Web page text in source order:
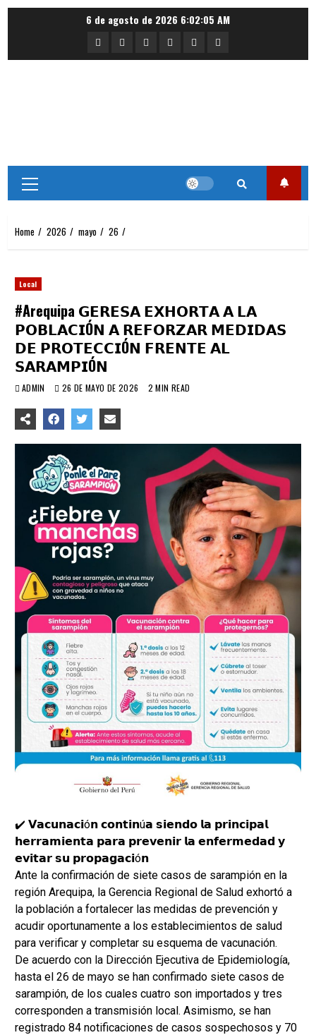
6 de agosto de 2026 6:02:05 AM
PortadaNacionalInternacional
DeportesRegional
Local
Primary
Menu
Home 2026 mayo 26
Local
#Arequipa 𝗚𝗘𝗥𝗘𝗦𝗔 𝗘𝗫𝗛𝗢𝗥𝗧𝗔 𝗔 𝗟𝗔
𝗣𝗢𝗕𝗟𝗔𝗖𝗜Ó𝗡 𝗔 𝗥𝗘𝗙𝗢𝗥𝗭𝗔𝗥 𝗠𝗘𝗗𝗜𝗗𝗔𝗦
𝗗𝗘 𝗣𝗥𝗢𝗧𝗘𝗖𝗖𝗜Ó𝗡 𝗙𝗥𝗘𝗡𝗧𝗘 𝗔𝗟
𝗦𝗔𝗥𝗔𝗠𝗣𝗜Ó𝗡
ADMIN 26 DE MAYO DE 2026 2 MIN READ
✔️ 𝗩𝗮𝗰𝘂𝗻𝗮𝗰𝗶ó𝗻 𝗰𝗼𝗻𝘁𝗶𝗻ú𝗮 𝘀𝗶𝗲𝗻𝗱𝗼 𝗹𝗮 𝗽𝗿𝗶𝗻𝗰𝗶𝗽𝗮𝗹
𝗵𝗲𝗿𝗿𝗮𝗺𝗶𝗲𝗻𝘁𝗮 𝗽𝗮𝗿𝗮 𝗽𝗿𝗲𝘃𝗲𝗻𝗶𝗿 𝗹𝗮 𝗲𝗻𝗳𝗲𝗿𝗺𝗲𝗱𝗮𝗱 𝘆
𝗲𝘃𝗶𝘁𝗮𝗿 𝘀𝘂 𝗽𝗿𝗼𝗽𝗮𝗴𝗮𝗰𝗶ó𝗻
Ante la confirmación de siete casos de sarampión en la
región Arequipa, la Gerencia Regional de Salud exhortó a
la población a fortalecer las medidas de prevención y
acudir oportunamente a los establecimientos de salud
para verificar y completar su esquema de vacunación.
De acuerdo con la Dirección Ejecutiva de Epidemiología,
hasta el 26 de mayo se han confirmado siete casos de
sarampión, de los cuales cuatro son importados y tres
corresponden a transmisión local. Asimismo, se han
registrado 84 notificaciones de casos sospechosos y 70